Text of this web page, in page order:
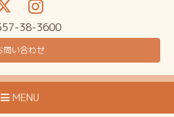
38-3600
問い合わせ
MENU